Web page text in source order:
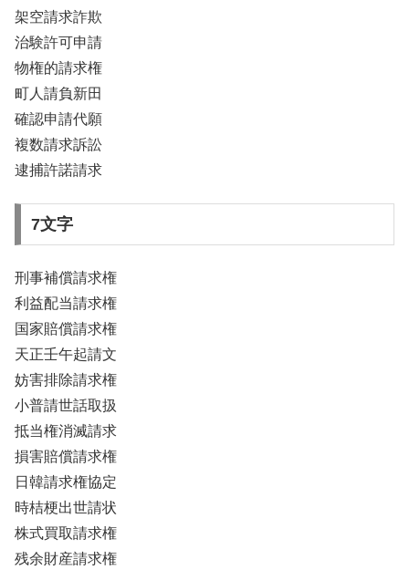
架空請求詐欺
治験許可申請
物権的請求権
町人請負新田
確認申請代願
複数請求訴訟
逮捕許諾請求
7文字
刑事補償請求権
利益配当請求権
国家賠償請求権
天正壬午起請文
妨害排除請求権
小普請世話取扱
抵当権消滅請求
損害賠償請求権
日韓請求権協定
時桔梗出世請状
株式買取請求権
残余財産請求権